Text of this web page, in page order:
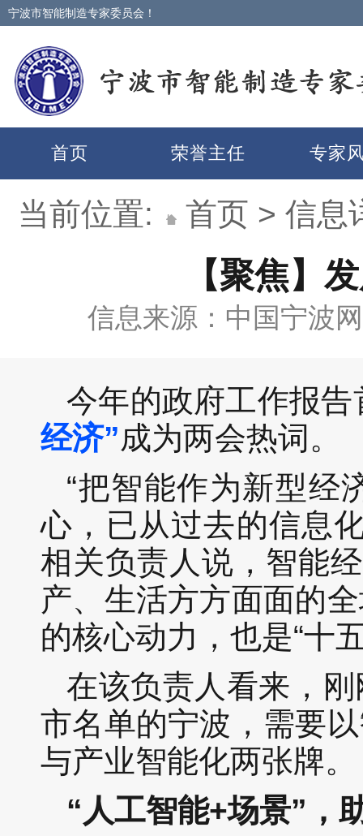
宁波市智能制造专家委员会！
首页 荣誉主任 专家
当前位置: 首页 > 信息
【聚焦】
信息来源：中国宁波
今年的政府工作报告
经济”成为两会热词。
“把智能作为新型经
心，已从过去的信息
相关负责人说，智能
产、生活方方面面的
的核心动力，也是“十
在该负责人看来，
市名单的宁波，需要
与产业智能化两张牌。
“人工智能+场景”，